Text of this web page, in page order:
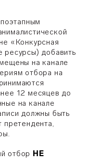
«Конкурсная
ресурсы) добавить
на канале
отбора на
12 месяцев до
на канале
должны быть
претендента,
отбор НЕ